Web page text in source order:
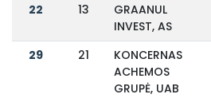
22 13
GRAANUL
INVEST, AS
29 21
KONCERNAS
ACHEMOS
GRUPĖ, UAB